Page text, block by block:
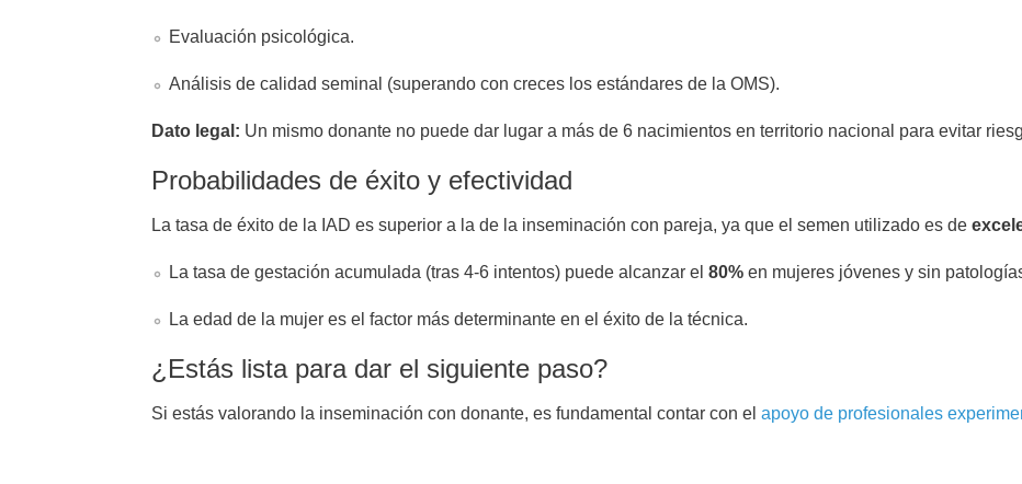
Evaluación psicológica.
Análisis de calidad seminal (superando con creces los estándares de la OMS).
Dato legal: Un mismo donante no puede dar lugar a más de 6 nacimientos en territorio nacional para evitar
Probabilidades de éxito y efectividad
La tasa de éxito de la IAD es superior a la de la inseminación con pareja, ya que el semen utilizado es de
La tasa de gestación acumulada (tras 4-6 intentos) puede alcanzar el 80% en mujeres jóvenes y sin
La edad de la mujer es el factor más determinante en el éxito de la técnica.
¿Estás lista para dar el siguiente paso?
Si estás valorando la inseminación con donante, es fundamental contar con el apoyo de profesionales